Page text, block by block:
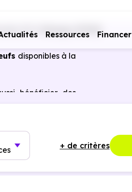
Ressources Financer
(57) Talange (57525)
disponibles à la
bénéficier des
+ de critères